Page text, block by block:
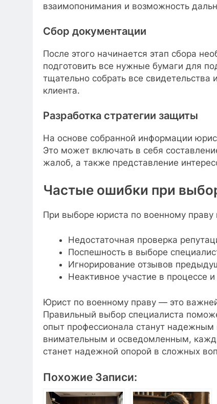
взаимопонимания и возможность
Сбор документации
После этого начинается этап сбора
подготовить все нужные бумаги для
тщательно собрать все
клиента.
Разработка стратегии защиты
На основе собранной информации
Это может включать в себя
жалоб, а также представление
Частые ошибки при
При выборе юриста по военному праву
Недостаточная проверка
Поспешность в выборе
Игнорирование отзывов
Неактивное участие в процессе
Юрист по военному праву — это
Правильный выбор специалиста
опыт профессионала станут надежным
внимательным и осведомленным,
станет надежной опорой в сложных
Похожие Записи: